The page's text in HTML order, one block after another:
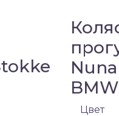
BMW
Цвет